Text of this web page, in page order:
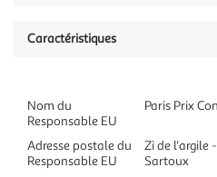
Caractéristiques
Nom du
Responsable EU
Paris Prix
Adresse postale du
Responsable EU
Zi de l'argile
Sartoux